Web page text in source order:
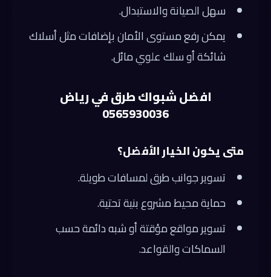
سهل الصيانة والاستبدال.
يمكن رفع مستوى الأمان بإضافات مثل أسلاك
شائكة أو سلك علوي مائل.
افضل شبواك طرق في رياض
0565930036
متى يكون الخيار الأفضل؟
تسوير جوانب طرق لمسافات طويلة.
حماية محيط مشروع بنية تحتية.
تسوير مواقع مؤقتة أو شبه دائمة حسب
السماكات والقواعد.